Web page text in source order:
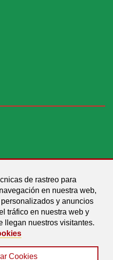
de rastreo para
en nuestra web,
y anuncios
tráfico en nuestra web y
llegan nuestros visitantes.
Cookies